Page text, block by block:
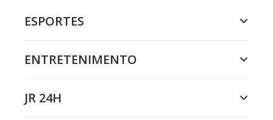
ESPORTES
ENTRETENIMENTO
JR 24H